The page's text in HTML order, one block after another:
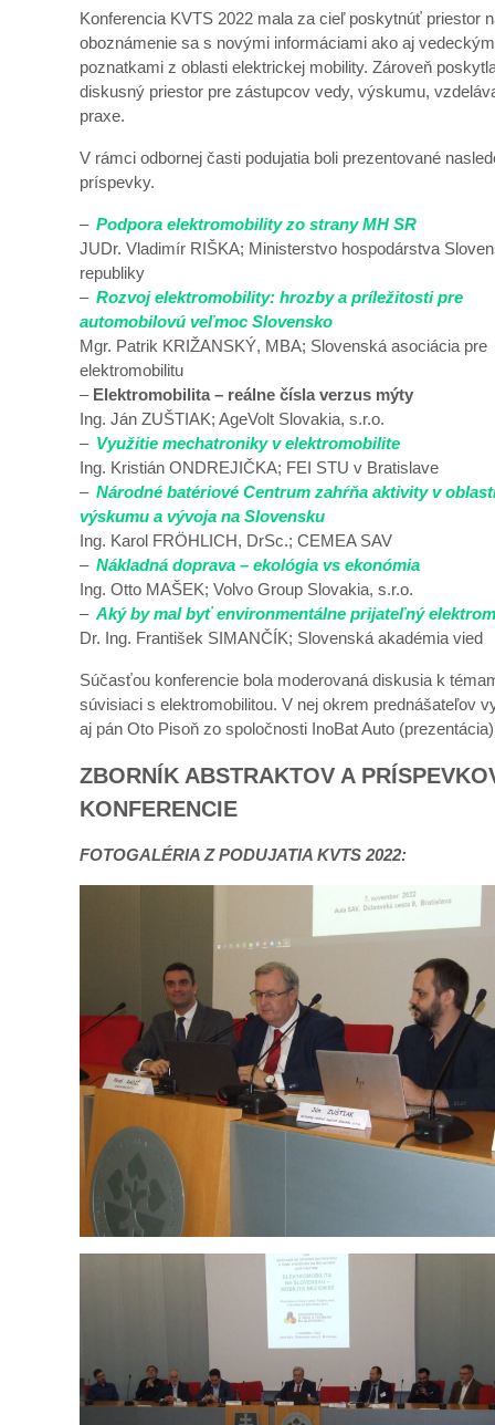
Konferencia KVTS 2022 mala za cieľ poskytnúť priestor
oboznámenie sa s novými informáciami ako aj
poznatkami z oblasti elektrickej mobility. Zároveň
diskusný priestor pre zástupcov vedy, výskumu,
praxe.
V rámci odbornej časti podujatia boli prezentované
príspevky.
– Podpora elektromobility zo strany MH SR
JUDr. Vladimír RIŠKA; Ministerstvo hospodárstva
republiky
– Rozvoj elektromobility: hrozby a príležitosti pre
automobilovú veľmoc Slovensko
Mgr. Patrik KRIŽANSKÝ, MBA; Slovenská asociácia pre
elektromobilitu
– Elektromobilita – reálne čísla verzus mýty
Ing. Ján ZUŠTIAK; AgeVolt Slovakia, s.r.o.
– Využitie mechatroniky v elektromobilite
Ing. Kristián ONDREJIČKA; FEI STU v Bratislave
– Národné batériové Centrum zahŕňa aktivity v
výskumu a vývoja na Slovensku
Ing. Karol FRÖHLICH, DrSc.; CEMEA SAV
– Nákladná doprava – ekológia vs ekonómia
Ing. Otto MAŠEK; Volvo Group Slovakia, s.r.o.
– Aký by mal byť environmentálne prijateľný
Dr. Ing. František SIMANČÍK; Slovenská akadémia vied
Súčasťou konferencie bola moderovaná diskusia k
súvisiaci s elektromobilitou. V nej okrem prednášateľov
aj pán Oto Pisoň zo spoločnosti InoBat Auto (prezentácia
ZBORNÍK ABSTRAKTOV A
KONFERENCIE
FOTOGALÉRIA Z PODUJATIA KVTS 2022: